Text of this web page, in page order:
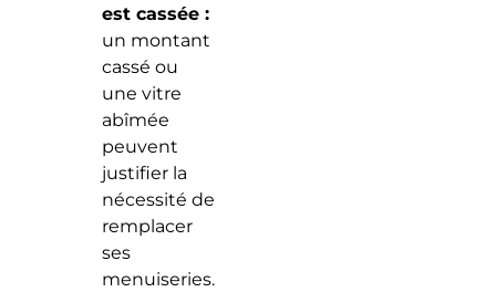
est cassée :
un montant
cassé ou
une vitre
abîmée
peuvent
justifier la
nécessité de
remplacer
ses
menuiseries.